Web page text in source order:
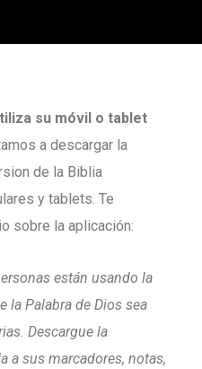
su móvil o tablet
a descargar la
de la Biblia
y tablets. Te
sobre la aplicación:
están usando la
la Palabra de Dios sea
Descargue la
a sus marcadores, notas,